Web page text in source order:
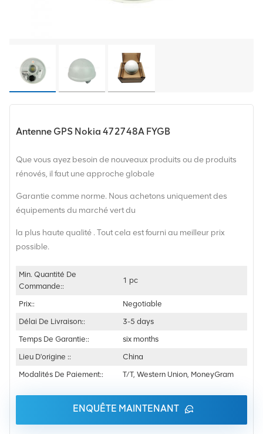
Antenne GPS Nokia 472748A FYGB
Que vous ayez besoin de nouveaux produits ou de produits
rénovés, il faut une approche globale
Garantie comme norme. Nous achetons uniquement des
équipements du marché vert du
la plus haute qualité . Tout cela est fourni au meilleur prix
possible.
Min. Quantité De
Commande::
1 pc
Prix::
Negotiable
Délai De Livraison::
3-5 days
Temps De Garantie::
six months
Lieu D'origine ::
China
Modalités De Paiement::
T/T, Western Union, MoneyGram
ENQUÊTE MAINTENANT